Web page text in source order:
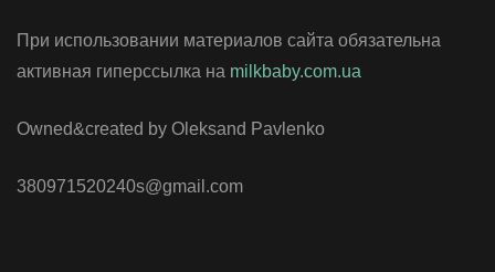
При использовании материалов сайта обязательна
активная гиперссылка на milkbaby.com.ua
Owned&created by Oleksand Pavlenko
380971520240s@gmail.com